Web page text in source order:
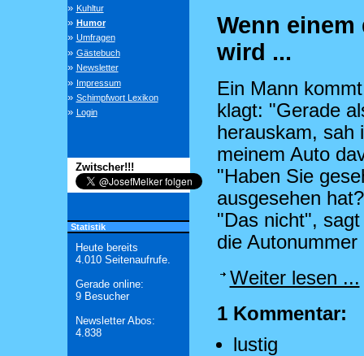
» Kuhltur
» Humor
» Umfragen
» Gästebuch
» Newsletter
» Impressum
» Schimpfwort Lexikon
» Login
Zwitscher!!!
Statistik
Heute bereits
4.010 Seitenaufrufe.
Gerade online:
9 Besucher
Newsletter Abos:
4.838
Wenn
wird ...
Ein Mann
klagt: "Gerade
herauskam, sah
meinem Auto
"Haben Sie
ausgesehen
"Das nicht",
die Autonummer
Weiter lesen ...
1 Kommentar:
lustig